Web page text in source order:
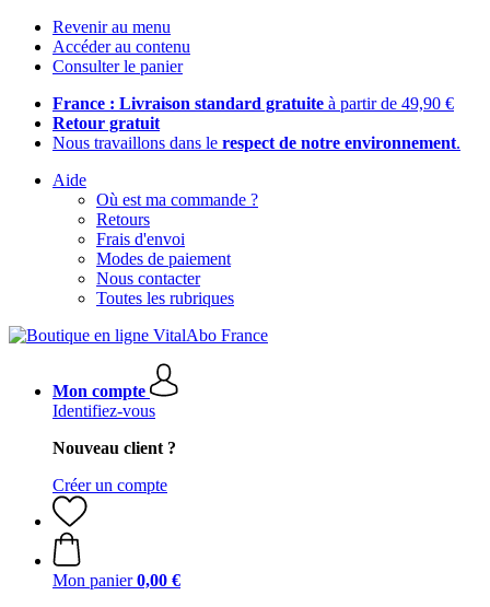
Revenir au menu
Accéder au contenu
Consulter le panier
France : Livraison standard gratuite à partir de 49,90 €
Retour gratuit
Nous travaillons dans le respect de notre environnement.
Aide
Où est ma commande ?
Retours
Frais d'envoi
Modes de paiement
Nous contacter
Toutes les rubriques
Mon compte
Identifiez-vous
Nouveau client ?
Créer un compte
Mon panier 0,00 €